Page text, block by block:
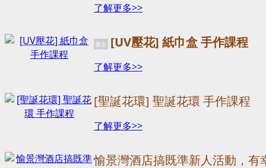
了解更多>>
廣告 [UV壓花] 紙巾盒 手作課程
了解更多>>
[聖誕花環] 聖誕花環 手作課程
了解更多>>
愉景灣酒店搞既準新人活動，有